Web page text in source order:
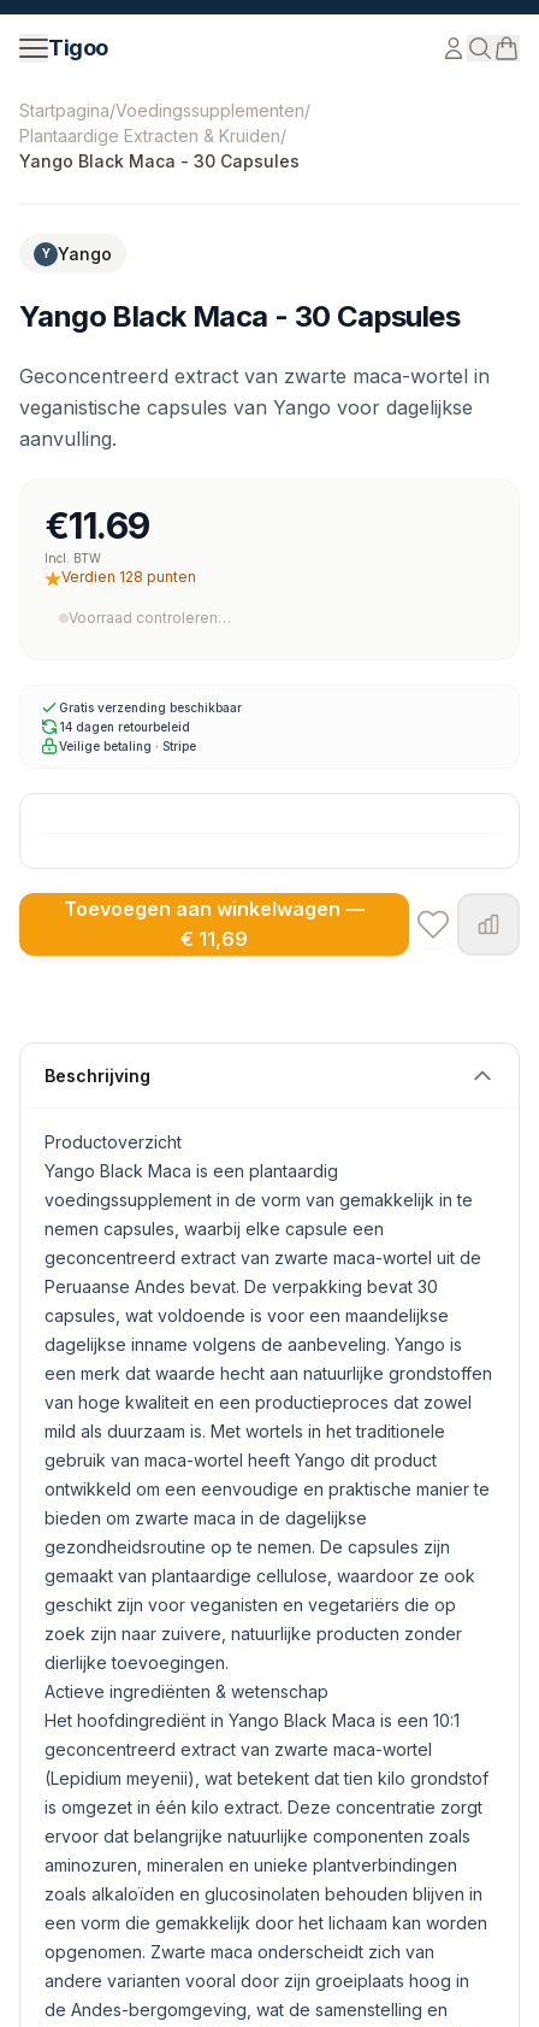
Ga naar inhoud
Tigoo
©2026Nutri Nordic AB.Alle rechten voorbehouden.
Startpagina/Voedingssupplementen/
Plantaardige Extracten & Kruiden/
Yango Black Maca - 30 Capsules
Y Yango
Yango Black Maca - 30 Capsules
Geconcentreerd extract van zwarte maca-wortel in
veganistische capsules van Yango voor dagelijkse
aanvulling.
€11.69
Incl. BTW
Verdien 128 punten
Voorraad controleren…
Gratis verzending beschikbaar
14 dagen retourbeleid
Veilige betaling · Stripe
Toevoegen aan winkelwagen —
€ 11,69
Beschrijving
Productoverzicht
Yango Black Maca is een plantaardig
voedingssupplement in de vorm van gemakkelijk in te
nemen capsules, waarbij elke capsule een
geconcentreerd extract van zwarte maca-wortel uit de
Peruaanse Andes bevat. De verpakking bevat 30
capsules, wat voldoende is voor een maandelijkse
dagelijkse inname volgens de aanbeveling. Yango is
een merk dat waarde hecht aan natuurlijke grondstoffen
van hoge kwaliteit en een productieproces dat zowel
mild als duurzaam is. Met wortels in het traditionele
gebruik van maca-wortel heeft Yango dit product
ontwikkeld om een eenvoudige en praktische manier te
bieden om zwarte maca in de dagelijkse
gezondheidsroutine op te nemen. De capsules zijn
gemaakt van plantaardige cellulose, waardoor ze ook
geschikt zijn voor veganisten en vegetariërs die op
zoek zijn naar zuivere, natuurlijke producten zonder
dierlijke toevoegingen.
Actieve ingrediënten & wetenschap
Het hoofdingrediënt in Yango Black Maca is een 10:1
geconcentreerd extract van zwarte maca-wortel
(Lepidium meyenii), wat betekent dat tien kilo grondstof
is omgezet in één kilo extract. Deze concentratie zorgt
ervoor dat belangrijke natuurlijke componenten zoals
aminozuren, mineralen en unieke plantverbindingen
zoals alkaloïden en glucosinolaten behouden blijven in
een vorm die gemakkelijk door het lichaam kan worden
opgenomen. Zwarte maca onderscheidt zich van
andere varianten vooral door zijn groeiplaats hoog in
de Andes-bergomgeving, wat de samenstelling en